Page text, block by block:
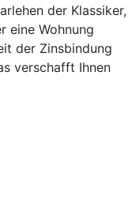
der Klassiker,
eine Wohnung
der Zinsbindung
verschafft Ihnen